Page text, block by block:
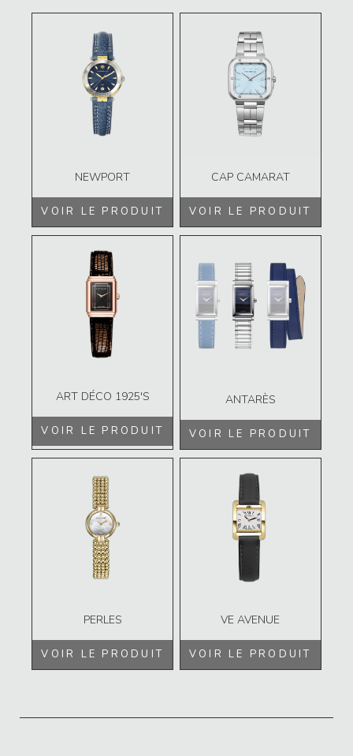
NEWPORT
VOIR LE PRODUIT
CAP CAMARAT
VOIR LE PRODUIT
ART DÉCO 1925'S
VOIR LE PRODUIT
ANTARÈS
VOIR LE PRODUIT
PERLES
VOIR LE PRODUIT
VE AVENUE
VOIR LE PRODUIT